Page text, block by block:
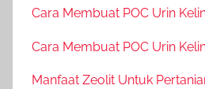
Cara Membuat POC Urin
Cara Membuat POC Urin
Manfaat Zeolit Untuk